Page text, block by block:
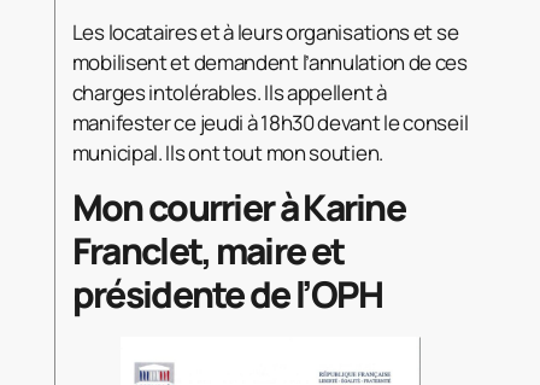
Les locataires et à leurs organisations et se
mobilisent et demandent l’annulation de ces
charges intolérables. Ils appellent à
manifester ce jeudi à 18h30 devant le conseil
municipal. Ils ont tout mon soutien.
Mon courrier à Karine
Franclet, maire et
présidente de l’OPH